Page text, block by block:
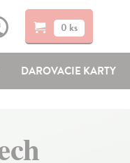
0 ks
DAROVACIE KARTY